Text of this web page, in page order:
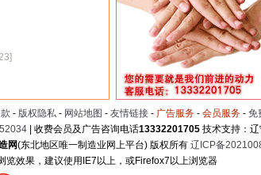
- 版权隐私 - 网站地图 - 友情链接 - 广告服务 - 会员服务 - 免
| 收费会员及广告咨询电话13332201705技术支持：辽
网(东北地区唯一制造业网上平台) 版权所有 辽ICP备
览效果，建议使用IE7以上，或Firefox7以上浏览器